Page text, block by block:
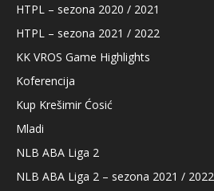
HTPL – sezona 2020 / 2021
HTPL – sezona 2021 / 2022
KK VROS Game Highlights
Koferencija
Kup Krešimir Ćosić
Mladi
NLB ABA Liga 2
NLB ABA Liga 2 – sezona 2021 / 2022